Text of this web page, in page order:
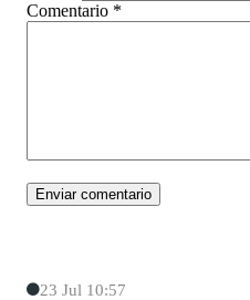
Comentario *
23 Jul 10:57